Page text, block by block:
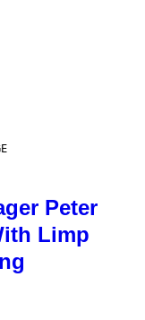
Peter
Limp